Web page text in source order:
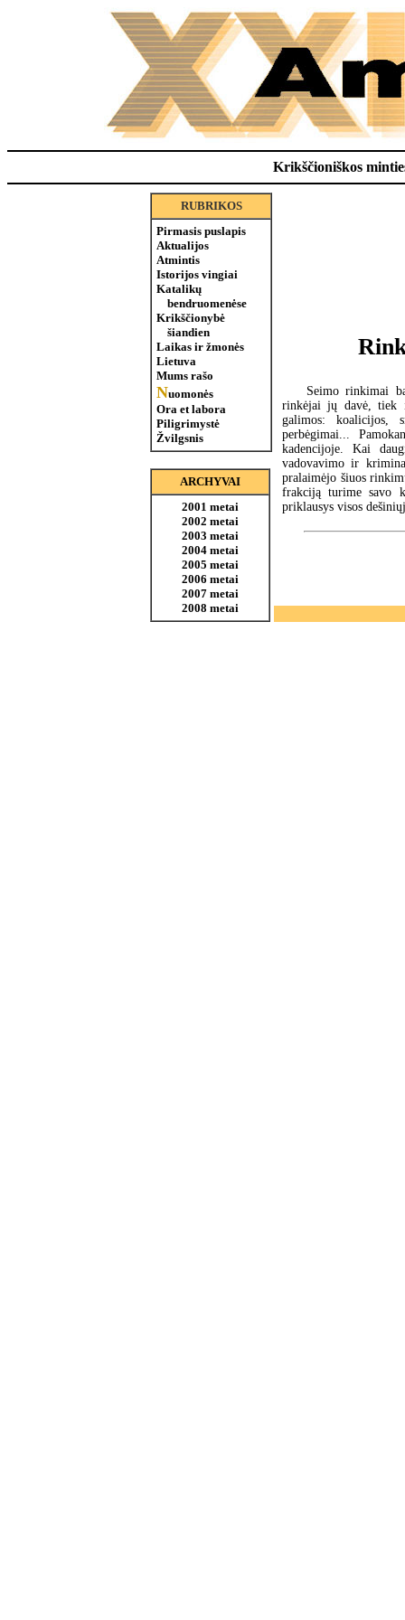
Krikščioniškos
RUBRIKOS
Pirmasis puslapis
Aktualijos
Atmintis
Istorijos vingiai
Katalikų
bendruomenėse
Krikščionybė
šiandien
Laikas ir žmonės
Lietuva
Mums rašo
Nuomonės
Ora et labora
Piligrimystė
Žvilgsnis
ARCHYVAI
2001 metai
2002 metai
2003 metai
2004 metai
2005 metai
2006 metai
2007 metai
2008 metai
Seimo rinkimai
rinkėjai jų davė, tiek
galimos: koalicijos,
perbėgimai...
kadencijoje. Kai
vadovavimo ir
pralaimėjo šiuos
frakciją turime savo
priklausys visos